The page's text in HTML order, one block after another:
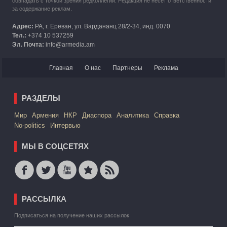
за содержание реклам.
Адрес: РА, г. Ереван, ул. Вардананц 28/2-34, инд. 0070
Тел.: +374 10 537259
Эл. Почта: info@armedia.am
Главная О нас Партнеры Реклама
РАЗДЕЛЫ
Mир Армения НКР Диаспора Аналитика
Справка
No-politics
Интервью
МЫ В СОЦСЕТЯХ
РАССЫЛКА
Подписаться на получение наших рассылок